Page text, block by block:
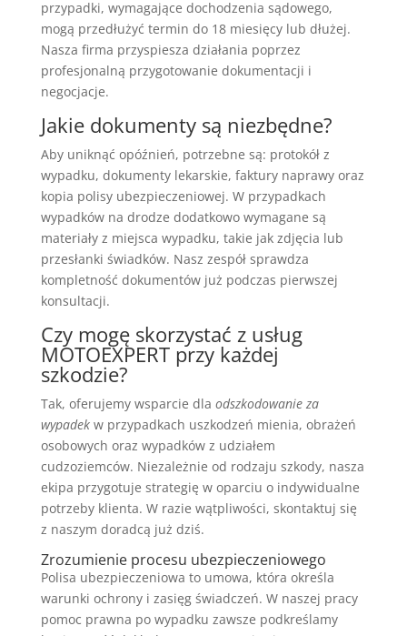
przypadki, wymagające dochodzenia sądowego,
mogą przedłużyć termin do 18 miesięcy lub dłużej.
Nasza firma przyspiesza działania poprzez
profesjonalną przygotowanie dokumentacji i
negocjacje.
Jakie dokumenty są niezbędne?
Aby uniknąć opóźnień, potrzebne są: protokół z
wypadku, dokumenty lekarskie, faktury naprawy oraz
kopia polisy ubezpieczeniowej. W przypadkach
wypadków na drodze dodatkowo wymagane są
materiały z miejsca wypadku, takie jak zdjęcia lub
przesłanki świadków. Nasz zespół sprawdza
kompletność dokumentów już podczas pierwszej
konsultacji.
Czy mogę skorzystać z usług
MOTOEXPERT przy każdej
szkodzie?
Tak, oferujemy wsparcie dla odszkodowanie za
wypadekw przypadkach uszkodzeń mienia, obrażeń
osobowych oraz wypadków z udziałem
cudzoziemców. Niezależnie od rodzaju szkody, nasza
ekipa przygotuje strategię w oparciu o indywidualne
potrzeby klienta. W razie wątpliwości, skontaktuj się
z naszym doradcą już dziś.
Zrozumienie procesu ubezpieczeniowego
Polisa ubezpieczeniowa to umowa, która określa
warunki ochrony i zasięg świadczeń. W naszej pracy
pomoc prawna po wypadku zawsze podkreślamy